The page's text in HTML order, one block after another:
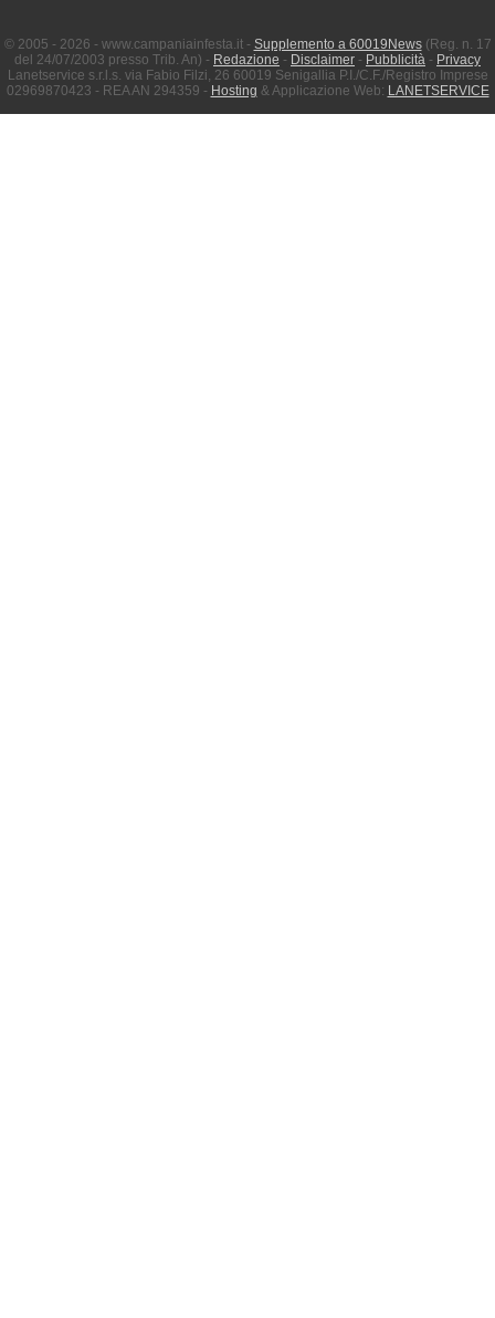
© 2005 - 2026 - www.campaniainfesta.it - Supplemento a 60019News(Reg. n. 17
del 24/07/2003 presso Trib. An) - Redazione - Disclaimer - Pubblicità - Privacy
Lanetservice s.r.l.s. via Fabio Filzi, 26 60019 Senigallia P.I./C.F./Registro Imprese
02969870423 - REA AN 294359 - Hosting & Applicazione Web: LANETSERVICE